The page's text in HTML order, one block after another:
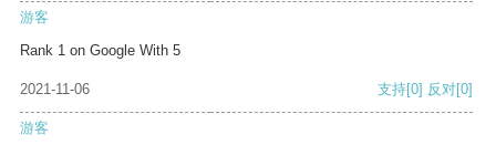
游客
Rank 1 on Google With 5
2021-11-06 支持[0] 反对[0]
游客